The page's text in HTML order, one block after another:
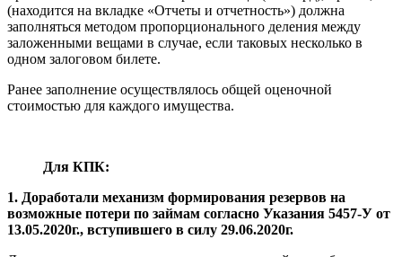
(находится на вкладке «Отчеты и отчетность») должна
заполняться методом пропорционального деления между
заложенными вещами в случае, если таковых несколько в
одном залоговом билете.
Ранее заполнение осуществлялось общей оценочной
стоимостью для каждого имущества.
Для КПК:
1. Доработали механизм формирования резервов на
возможные потери по займам согласно Указания 5457-У от
13.05.2020г., вступившего в силу 29.06.2020г.